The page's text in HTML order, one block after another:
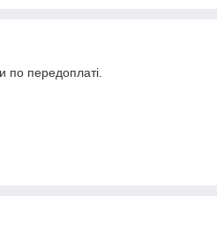
по передоплаті.